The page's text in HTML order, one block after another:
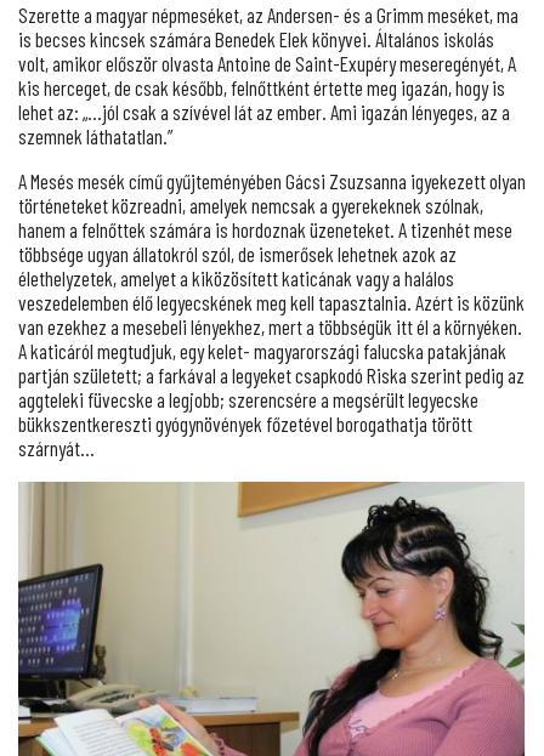
Szerette a magyar népmeséket, az Andersen- és a Grimm meséket, ma
is becses kincsek számára Benedek Elek könyvei. Általános iskolás
volt, amikor először olvasta Antoine de Saint-Exupéry meseregényét, A
kis herceget, de csak később, felnőttként értette meg igazán, hogy is
lehet az: „…jól csak a szívével lát az ember. Ami igazán lényeges, az a
szemnek láthatatlan.”
A Mesés mesék című gyűjteményében Gácsi Zsuzsanna igyekezett olyan
történeteket közreadni, amelyek nemcsak a gyerekeknek szólnak,
hanem a felnőttek számára is hordoznak üzeneteket. A tizenhét mese
többsége ugyan állatokról szól, de ismerősek lehetnek azok az
élethelyzetek, amelyet a kiközösített katicának vagy a halálos
veszedelemben élő legyecskének meg kell tapasztalnia. Azért is közünk
van ezekhez a mesebeli lényekhez, mert a többségük itt él a környéken.
A katicáról megtudjuk, egy kelet- magyarországi falucska patakjának
partján született; a farkával a legyeket csapkodó Riska szerint pedig az
aggteleki füvecske a legjobb; szerencsére a megsérült legyecske
bükkszentkereszti gyógynövények főzetével borogathatja törött
szárnyát…